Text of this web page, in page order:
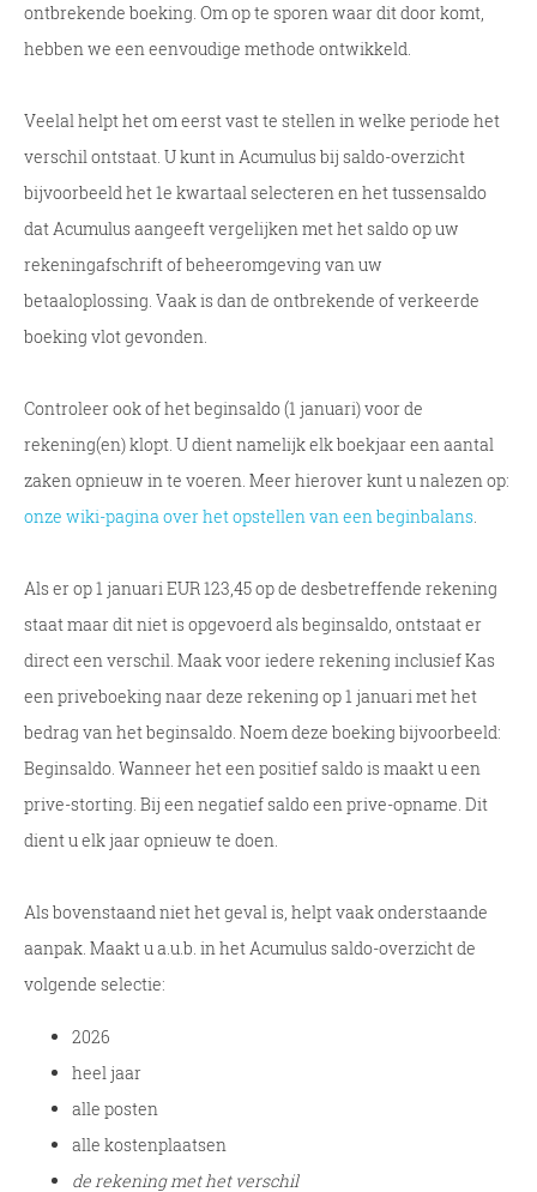
ontbrekende boeking. Om op te sporen waar dit door komt,
hebben we een eenvoudige methode ontwikkeld.
Veelal helpt het om eerst vast te stellen in welke periode het
verschil ontstaat. U kunt in Acumulus bij saldo-overzicht
bijvoorbeeld het 1e kwartaal selecteren en het tussensaldo
dat Acumulus aangeeft vergelijken met het saldo op uw
rekeningafschrift of beheeromgeving van uw
betaaloplossing. Vaak is dan de ontbrekende of verkeerde
boeking vlot gevonden.
Controleer ook of het beginsaldo (1 januari) voor de
rekening(en) klopt. U dient namelijk elk boekjaar een aantal
zaken opnieuw in te voeren. Meer hierover kunt u nalezen op:
onze wiki-pagina over het opstellen van een beginbalans.
Als er op 1 januari EUR 123,45 op de desbetreffende rekening
staat maar dit niet is opgevoerd als beginsaldo, ontstaat er
direct een verschil. Maak voor iedere rekening inclusief Kas
een priveboeking naar deze rekening op 1 januari met het
bedrag van het beginsaldo. Noem deze boeking bijvoorbeeld:
Beginsaldo. Wanneer het een positief saldo is maakt u een
prive-storting. Bij een negatief saldo een prive-opname. Dit
dient u elk jaar opnieuw te doen.
Als bovenstaand niet het geval is, helpt vaak onderstaande
aanpak. Maakt u a.u.b. in het Acumulus saldo-overzicht de
volgende selectie:
2026
heel jaar
alle posten
alle kostenplaatsen
de rekening met het verschil